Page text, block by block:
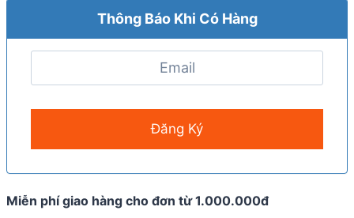
Thông Báo Khi Có Hàng
Miễn phí giao hàng cho đơn từ 1.000.000đ